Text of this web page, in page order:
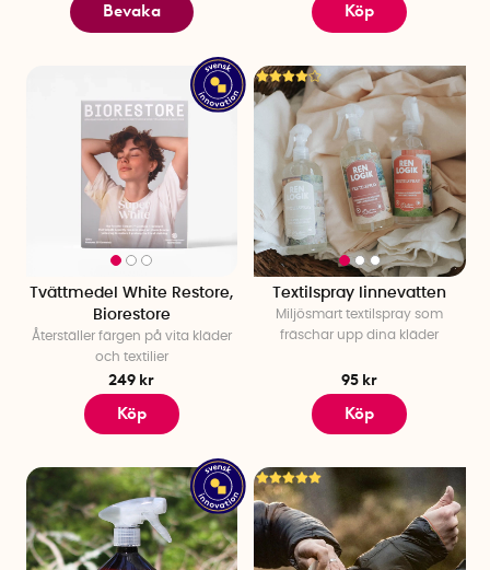
Bevaka Köp
Tvättmedel White Restore,
Biorestore
Återställer färgen på vita kläder
och textilier
249 kr
Köp
Textilspray linnevatten
Miljösmart textilspray som
fräschar upp dina kläder
95 kr
Köp